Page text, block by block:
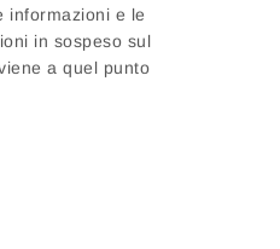
informazioni e le
in sospeso sul
a quel punto